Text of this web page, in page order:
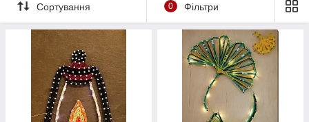
Сортування 0 Фільтри